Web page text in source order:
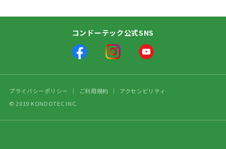
コンドーテック公式SNS
プライバシーポリシー ご利用規約
アクセシビリティ
© 2019 KONDOTEC INC.